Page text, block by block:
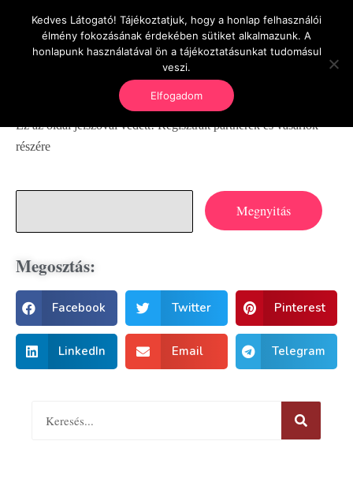
OnlineSeedsMan
Üzlet és szabadság
Ez az oldal jelszóval védett! Regisztrált partnerek és vásárlók
részére
Megosztás:
Facebook Twitter Pinterest
LinkedIn Email Telegram
Kedves Látogató! Tájékoztatjuk, hogy a honlap felhasználói
élmény fokozásának érdekében sütiket alkalmazunk. A
honlapunk használatával ön a tájékoztatásunkat tudomásul
veszi.
Elfogadom